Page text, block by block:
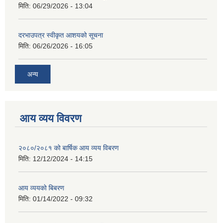
मिति: 06/29/2026 - 13:04
दरभाउपत्र स्वीकृत आशयको सूचना
मिति: 06/26/2026 - 16:05
अन्य
आय व्यय विवरण
२०८०/२०८१ को बार्षिक आय व्यय विबरण
मिति: 12/12/2024 - 14:15
आय व्ययको बिबरण
मिति: 01/14/2022 - 09:32